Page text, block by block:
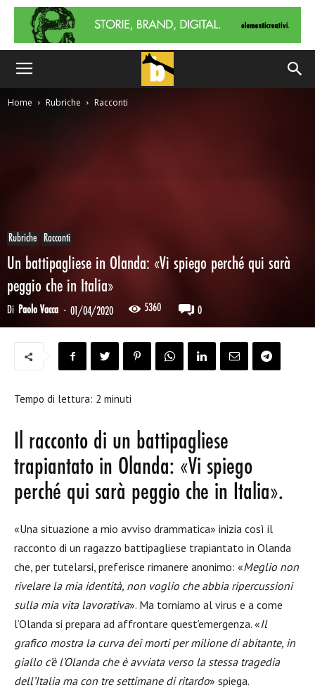
Home Rubriche Racconti
Rubriche Racconti
Un battipagliese in Olanda: «Vi spiego perché qui sarà
peggio che in Italia»
Di Paolo Vacca - 01/04/2020 5360 0
Tempo di lettura: 2 minuti
Il racconto di un battipagliese
trapiantato in Olanda: «Vi spiego
perché qui sarà peggio che in Italia».
«Una situazione a mio avviso drammatica» inizia così il
racconto di un ragazzo battipagliese trapiantato in Olanda
che, per tutelarsi, preferisce rimanere anonimo: «Meglio non
rivelare la mia identità, non voglio che abbia ripercussioni
sulla mia vita lavorativa». Ma torniamo al virus e a come
l’Olanda si prepara ad affrontare quest’emergenza. «Il
grafico mostra la curva dei morti per milione di abitante, in
giallo c’è l’Olanda che è avviata verso la stessa tragedia
dell’Italia ma con tre settimane di ritardo» spiega.